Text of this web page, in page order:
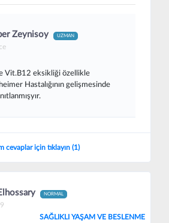
Zeynisoy UZMAN
Vit.B12 eksikliği özellikle
Hastalığının gelişmesinde
cevaplar için tıklayın (1)
NORMAL
SAĞLIKLI YAŞAM VE BESLENME